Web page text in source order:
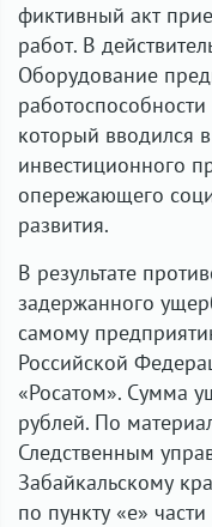
фиктивный акт
работ. В
Оборудование
который вводился
инвестиционного
опережающего
развития.
В результате
задержанного
самому
Российской
«Росатом». Сумма
рублей. По
Следственным
Забайкальскому
по пункту «е»